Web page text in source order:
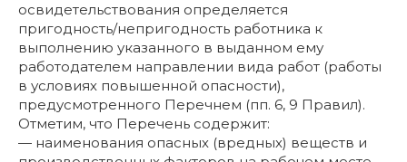
освидетельствования определяется
пригодность/непригодность работника к
выполнению указанного в выданном ему
работодателем направлении вида работ (работы
в условиях повышенной опасности),
предусмотренного Перечнем (пп. 6, 9 Правил).
Отметим, что Перечень содержит:
— наименования опасных (вредных) веществ и